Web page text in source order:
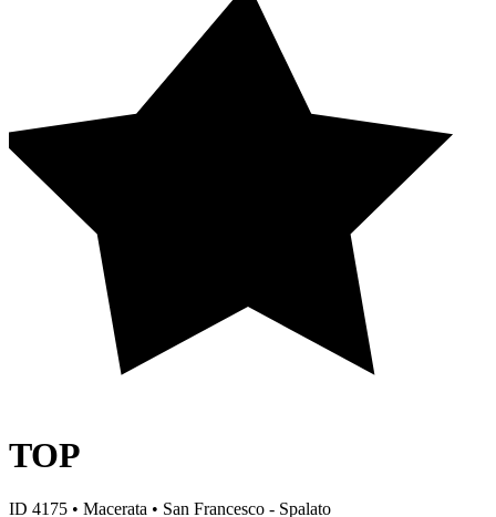
TOP
ID 4175 • Macerata • San Francesco - Spalato